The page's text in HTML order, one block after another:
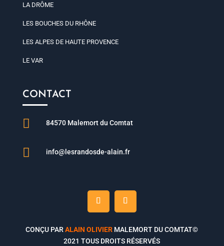
LA DRÔME
LES BOUCHES DU RHÔNE
LES ALPES DE HAUTE PROVENCE
LE VAR
CONTACT
 84570 Malemort du Comtat
 info@lesrandosde-alain.fr
CONÇU PAR ALAIN OLIVIER MALEMORT DU COMTAT©
2021 TOUS DROITS RÉSERVÉS